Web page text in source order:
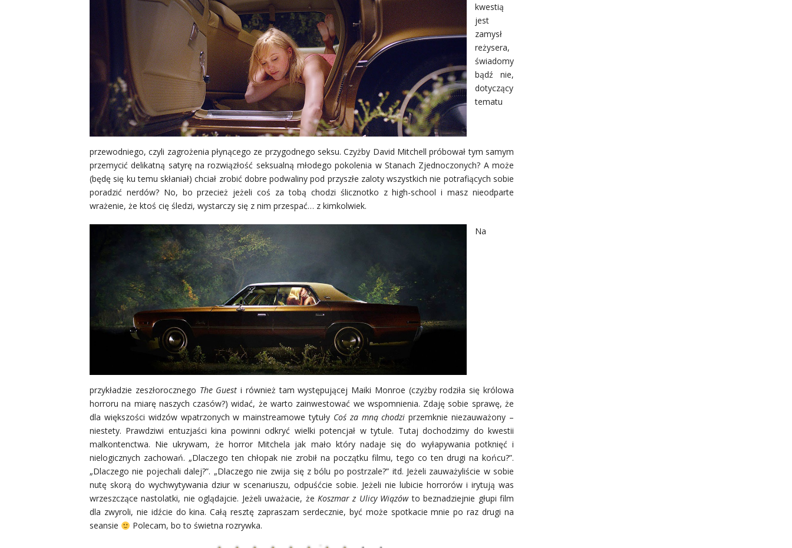
kwestią
jest
zamysł
reżysera,
świadomy
bądź nie,
dotyczący
tematu
przewodniego, czyli zagrożenia płynącego ze przygodnego seksu. Czyżby David Mitchell próbował tym samym
przemycić delikatną satyrę na rozwiązłość seksualną młodego pokolenia w Stanach Zjednoczonych? A może
(będę się ku temu skłaniał) chciał zrobić dobre podwaliny pod przyszłe zaloty wszystkich nie potrafiących sobie
poradzić nerdów? No, bo przecież jeżeli coś za tobą chodzi ślicznotko z high-school i masz nieodparte
wrażenie, że ktoś cię śledzi, wystarczy się z nim przespać… z kimkolwiek.
Na
przykładzie zeszłorocznego The Guest i również tam występującej Maiki Monroe (czyżby rodziła się królowa
horroru na miarę naszych czasów?) widać, że warto zainwestować we wspomnienia. Zdaję sobie sprawę, że
dla większości widzów wpatrzonych w mainstreamowe tytuły Coś za mną chodziprzemknie niezauważony –
niestety. Prawdziwi entuzjaści kina powinni odkryć wielki potencjał w tytule. Tutaj dochodzimy do kwestii
malkontenctwa. Nie ukrywam, że horror Mitchela jak mało który nadaje się do wyłapywania potknięć i
nielogicznych zachowań. „Dlaczego ten chłopak nie zrobił na początku filmu, tego co ten drugi na końcu?”.
„Dlaczego nie pojechali dalej?”. „Dlaczego nie zwija się z bólu po postrzale?” itd. Jeżeli zauważyliście w sobie
nutę skorą do wychwytywania dziur w scenariuszu, odpuśćcie sobie. Jeżeli nie lubicie horrorów i irytują was
wrzeszczące nastolatki, nie oglądajcie. Jeżeli uważacie, że Koszmar z Ulicy Wiązówto beznadziejnie głupi film
dla zwyroli, nie idźcie do kina. Całą resztę zapraszam serdecznie, być może spotkacie mnie po raz drugi na
seansie
Polecam, bo to świetna rozrywka.